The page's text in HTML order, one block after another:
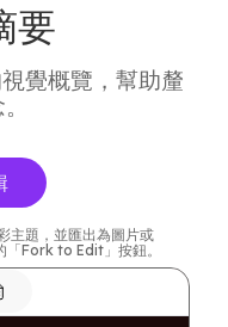
要
覺概覽，幫助釐
主題，並匯出為圖片或
Fork to Edit」按鈕。